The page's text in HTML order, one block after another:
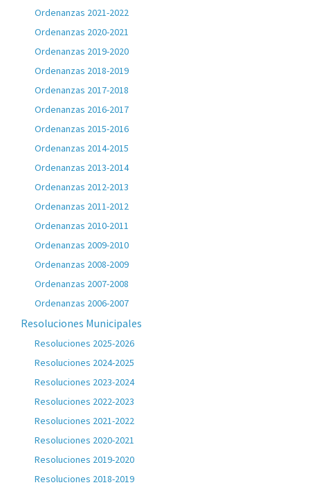
Ordenanzas 2021-2022
Ordenanzas 2020-2021
Ordenanzas 2019-2020
Ordenanzas 2018-2019
Ordenanzas 2017-2018
Ordenanzas 2016-2017
Ordenanzas 2015-2016
Ordenanzas 2014-2015
Ordenanzas 2013-2014
Ordenanzas 2012-2013
Ordenanzas 2011-2012
Ordenanzas 2010-2011
Ordenanzas 2009-2010
Ordenanzas 2008-2009
Ordenanzas 2007-2008
Ordenanzas 2006-2007
Resoluciones Municipales
Resoluciones 2025-2026
Resoluciones 2024-2025
Resoluciones 2023-2024
Resoluciones 2022-2023
Resoluciones 2021-2022
Resoluciones 2020-2021
Resoluciones 2019-2020
Resoluciones 2018-2019